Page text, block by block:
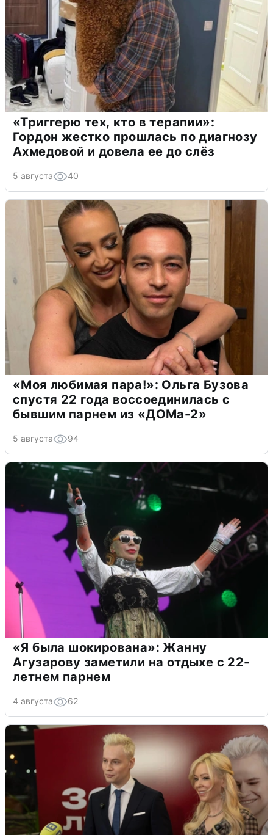
«Триггерю тех, кто в терапии»:
Гордон жестко прошлась по диагнозу
Ахмедовой и довела ее до слёз
5 августа 40
«Моя любимая пара!»: Ольга Бузова
спустя 22 года воссоединилась с
бывшим парнем из «ДОМа-2»
5 августа 94
«Я была шокирована»: Жанну
Агузарову заметили на отдыхе с 22-
летнем парнем
4 августа 62